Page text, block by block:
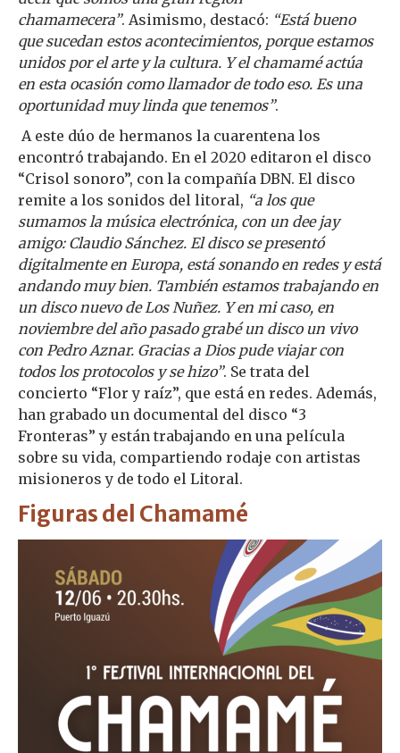
chamamecera”. Asimismo, destacó: “Está bueno
que sucedan estos acontecimientos, porque estamos
unidos por el arte y la cultura. Y el chamamé actúa
en esta ocasión como llamador de todo eso. Es una
oportunidad muy linda que tenemos”.
A este dúo de hermanos la cuarentena los
encontró trabajando. En el 2020 editaron el disco
“Crisol sonoro”, con la compañía DBN. El disco
remite a los sonidos del litoral, “a los que
sumamos la música electrónica, con un dee jay
amigo: Claudio Sánchez. El disco se presentó
digitalmente en Europa, está sonando en redes y está
andando muy bien. También estamos trabajando en
un disco nuevo de Los Nuñez. Y en mi caso, en
noviembre del año pasado grabé un disco un vivo
con Pedro Aznar. Gracias a Dios pude viajar con
todos los protocolos y se hizo”. Se trata del
concierto “Flor y raíz”, que está en redes. Además,
han grabado un documental del disco “3
Fronteras” y están trabajando en una película
sobre su vida, compartiendo rodaje con artistas
misioneros y de todo el Litoral.
Figuras del Chamamé